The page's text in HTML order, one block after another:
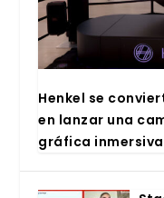
Hen­kel se
en lan­zar una
grá­fi­ca inmer­si­va